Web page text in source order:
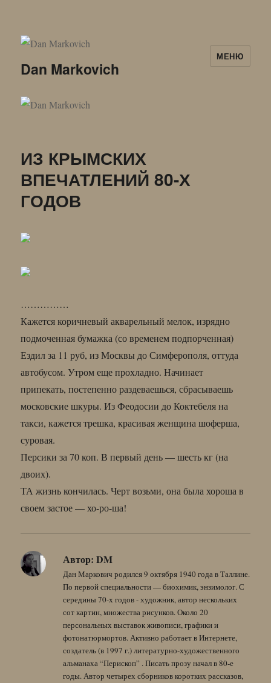
Dan Markovich
МЕНЮ
ИЗ КРЫМСКИХ
ВПЕЧАТЛЕНИЙ 80-Х
ГОДОВ
……………
Кажется коричневый акварельный мелок, изрядно
подмоченная бумажка (со временем подпорченная)
Ездил за 11 руб, из Москвы до Симферополя, оттуда
автобусом. Утром еще прохладно. Начинает
припекать, постепенно раздеваешься, сбрасываешь
московские шкуры. Из Феодосии до Коктебеля на
такси, кажется трешка, красивая женщина шоферша,
суровая.
Персики за 70 коп. В первый день — шесть кг (на
двоих).
ТА жизнь кончилась. Черт возьми, она была хороша в
своем застое — хо-ро-ша!
Автор: DM
Дан Маркович родился 9 октября 1940 года в Таллине.
По первой специальности — биохимик, энзимолог. С
середины 70-х годов - художник, автор нескольких
сот картин, множества рисунков. Около 20
персональных выставок живописи, графики и
фотонатюрмортов. Активно работает в Интернете,
создатель (в 1997 г.) литературно-художественного
альманаха “Перископ” . Писать прозу начал в 80-е
годы. Автор четырех сборников коротких рассказов,